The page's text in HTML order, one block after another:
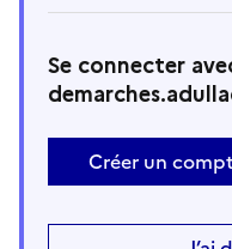
Se connecter
Créer un